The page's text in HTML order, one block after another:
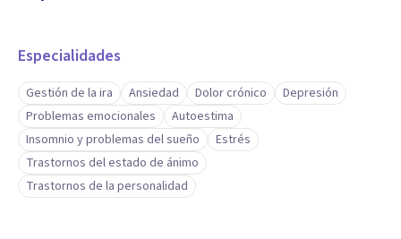
Especialidades
Gestión de la ira Ansiedad Dolor crónico
Depresión
Problemas emocionales
Autoestima
Insomnio y problemas del sueño
Estrés
Trastornos del estado de ánimo
Trastornos de la personalidad